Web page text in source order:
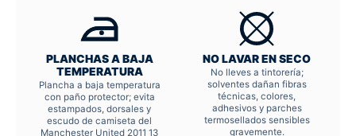
PLANCHAS A BAJA
TEMPERATURA
Plancha a baja temperatura
con paño protector; evita
estampados, dorsales y
escudo de camiseta del
Manchester United 2011 13
NO LAVAR EN SECO
No lleves a tintorería;
solventes dañan fibras
técnicas, colores,
adhesivos y parches
termosellados sensibles
gravemente.